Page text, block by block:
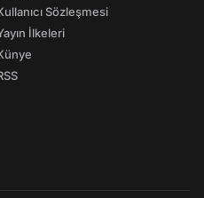
Sözleşmesi
İlkeleri